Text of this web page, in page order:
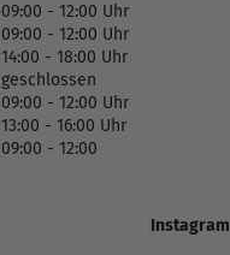
09:00 - 12:00 Uhr
09:00 - 12:00 Uhr
14:00 - 18:00 Uhr
geschlossen
09:00 - 12:00 Uhr
13:00 - 16:00 Uhr
09:00 - 12:00
Instagram